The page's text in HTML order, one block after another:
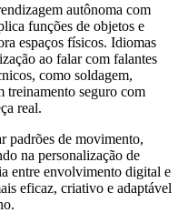
autônoma com
funções de objetos e
espaços físicos. Idiomas
ao falar com falantes
como soldagem,
treinamento seguro com
real.
padrões de movimento,
na personalização de
entre envolvimento digital e
eficaz, criativo e adaptável